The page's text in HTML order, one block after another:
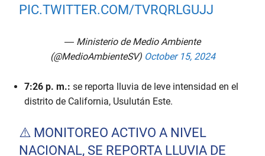
PIC.TWITTER.COM/TVRQRLGUJJ
— Ministerio de Medio Ambiente
(@MedioAmbienteSV) October 15, 2024
7:26 p. m.: se reporta lluvia de leve intensidad en el
distrito de California, Usulután Este.
⚠️ MONITOREO ACTIVO A NIVEL
NACIONAL, SE REPORTA LLUVIA DE